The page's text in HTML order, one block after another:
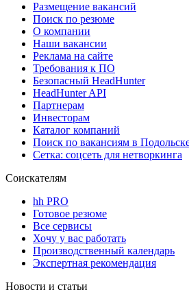
Размещение вакансий
Поиск по резюме
О компании
Наши вакансии
Реклама на сайте
Требования к ПО
Безопасный HeadHunter
HeadHunter API
Партнерам
Инвесторам
Каталог компаний
Поиск по вакансиям в
Сетка: соцсеть для нетворкинга
Соискателям
hh PRO
Готовое резюме
Все сервисы
Хочу у вас работать
Производственный календарь
Экспертная рекомендация
Новости и статьи